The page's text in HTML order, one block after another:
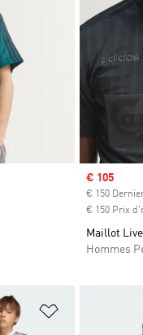
Prix soldé
€ 105
€ 150
€ 150 Prix
Maillot
Hommes
Ajouter à la